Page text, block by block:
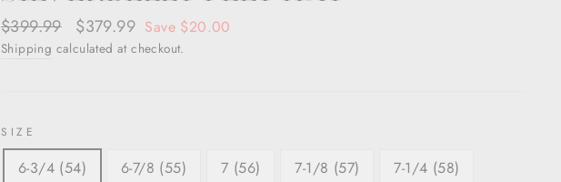
Regular
price
$399.99
Sale
price
$379.99 Save $20.00
Shipping calculated at checkout.
SIZE
6-3/4 (54) 6-7/8 (55) 7 (56) 7-1/8 (57) 7-1/4 (58)